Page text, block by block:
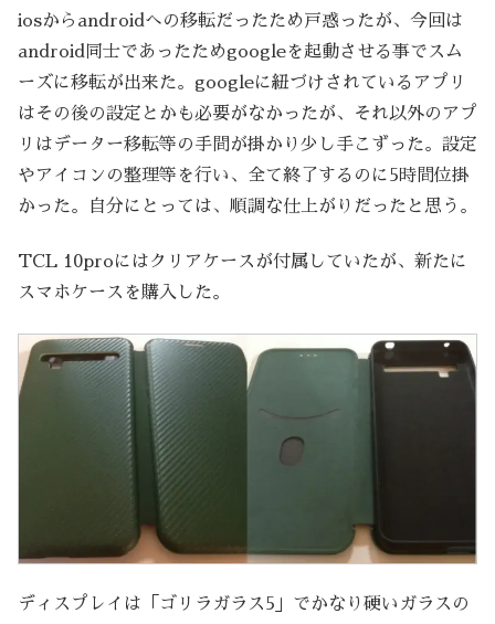
iosからandroidへの移転だったため戸惑ったが、今回は
android同士であったためgoogleを起動させる事でスム
ーズに移転が出来た。googleに紐づけされているアプリ
はその後の設定とかも必要がなかったが、それ以外のアプ
リはデーター移転等の手間が掛かり少し手こずった。設定
やアイコンの整理等を行い、全て終了するのに5時間位掛
かった。自分にとっては、順調な仕上がりだったと思う。
TCL 10proにはクリアケースが付属していたが、新たに
スマホケースを購入した。
ディスプレイは「ゴリラガラス5」でかなり硬いガラスの